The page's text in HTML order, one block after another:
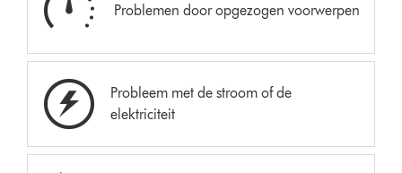
Problemen door opgezogen voorwerpen
Probleem met de stroom of de
elektriciteit